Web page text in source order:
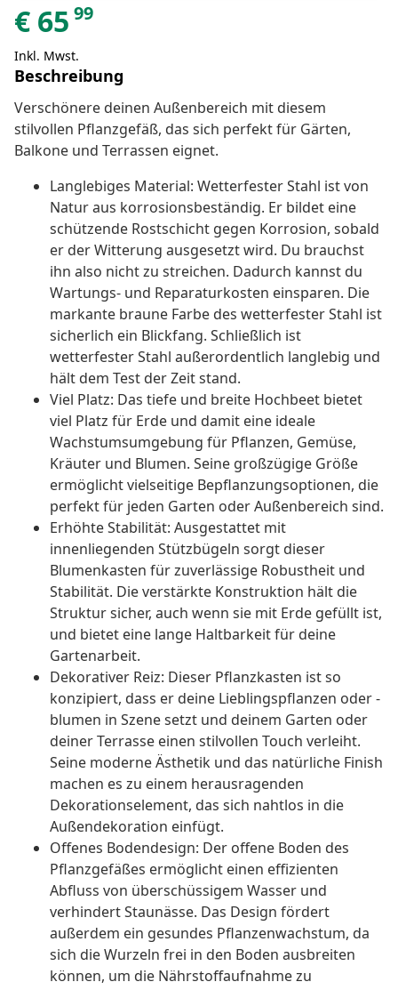
€ 65 99
Inkl. Mwst.
Beschreibung
Verschönere deinen Außenbereich mit diesem
stilvollen Pflanzgefäß, das sich perfekt für Gärten,
Balkone und Terrassen eignet.
Langlebiges Material: Wetterfester Stahl ist von
Natur aus korrosionsbeständig. Er bildet eine
schützende Rostschicht gegen Korrosion, sobald
er der Witterung ausgesetzt wird. Du brauchst
ihn also nicht zu streichen. Dadurch kannst du
Wartungs- und Reparaturkosten einsparen. Die
markante braune Farbe des wetterfester Stahl ist
sicherlich ein Blickfang. Schließlich ist
wetterfester Stahl außerordentlich langlebig und
hält dem Test der Zeit stand.
Viel Platz: Das tiefe und breite Hochbeet bietet
viel Platz für Erde und damit eine ideale
Wachstumsumgebung für Pflanzen, Gemüse,
Kräuter und Blumen. Seine großzügige Größe
ermöglicht vielseitige Bepflanzungsoptionen, die
perfekt für jeden Garten oder Außenbereich sind.
Erhöhte Stabilität: Ausgestattet mit
innenliegenden Stützbügeln sorgt dieser
Blumenkasten für zuverlässige Robustheit und
Stabilität. Die verstärkte Konstruktion hält die
Struktur sicher, auch wenn sie mit Erde gefüllt ist,
und bietet eine lange Haltbarkeit für deine
Gartenarbeit.
Dekorativer Reiz: Dieser Pflanzkasten ist so
konzipiert, dass er deine Lieblingspflanzen oder -
blumen in Szene setzt und deinem Garten oder
deiner Terrasse einen stilvollen Touch verleiht.
Seine moderne Ästhetik und das natürliche Finish
machen es zu einem herausragenden
Dekorationselement, das sich nahtlos in die
Außendekoration einfügt.
Offenes Bodendesign: Der offene Boden des
Pflanzgefäßes ermöglicht einen effizienten
Abfluss von überschüssigem Wasser und
verhindert Staunässe. Das Design fördert
außerdem ein gesundes Pflanzenwachstum, da
sich die Wurzeln frei in den Boden ausbreiten
können, um die Nährstoffaufnahme zu